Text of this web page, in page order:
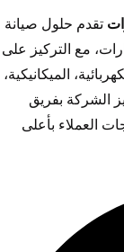
تقدم حلول صيانة
مع التركيز على
الميكانيكية،
الشركة بفريق
العملاء بأعلى